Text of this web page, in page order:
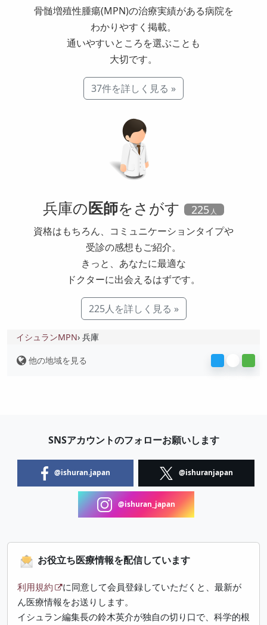
骨髄増殖性腫瘍(MPN)の治療実績がある病院を
わかりやすく掲載。
通いやすいところを選ぶことも
大切です。
37件を詳しく見る »
兵庫の医師をさがす 225
資格はもちろん、コミュニケーションタイプや
受診の感想もご紹介。
きっと、あなたに最適な
ドクターに出会えるはずです。
225人を詳しく見る »
イシュランMPN 兵庫
他の地域を見る
SNSアカウントのフォローお願いします
@ishuran.japan @ishuranjapan
@ishuran_japan
お役立ち医療情報を配信しています
利用規約
に同意して会員登録していただくと、最新が
ん医療情報をお送りします。
イシュラン編集長の鈴木英介が独自の切り口で、科学的根